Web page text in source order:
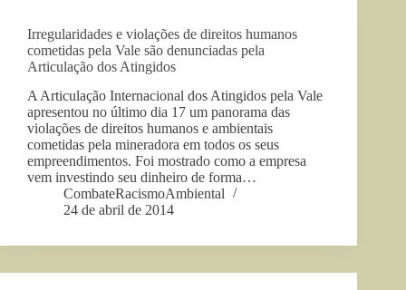
Irregularidades e violações de direitos humanos
cometidas pela Vale são denunciadas pela
Articulação dos Atingidos
A Articulação Internacional dos Atingidos pela Vale
apresentou no último dia 17 um panorama das
violações de direitos humanos e ambientais
cometidas pela mineradora em todos os seus
empreendimentos. Foi mostrado como a empresa
vem investindo seu dinheiro de forma…
CombateRacismoAmbiental
24 de abril de 2014